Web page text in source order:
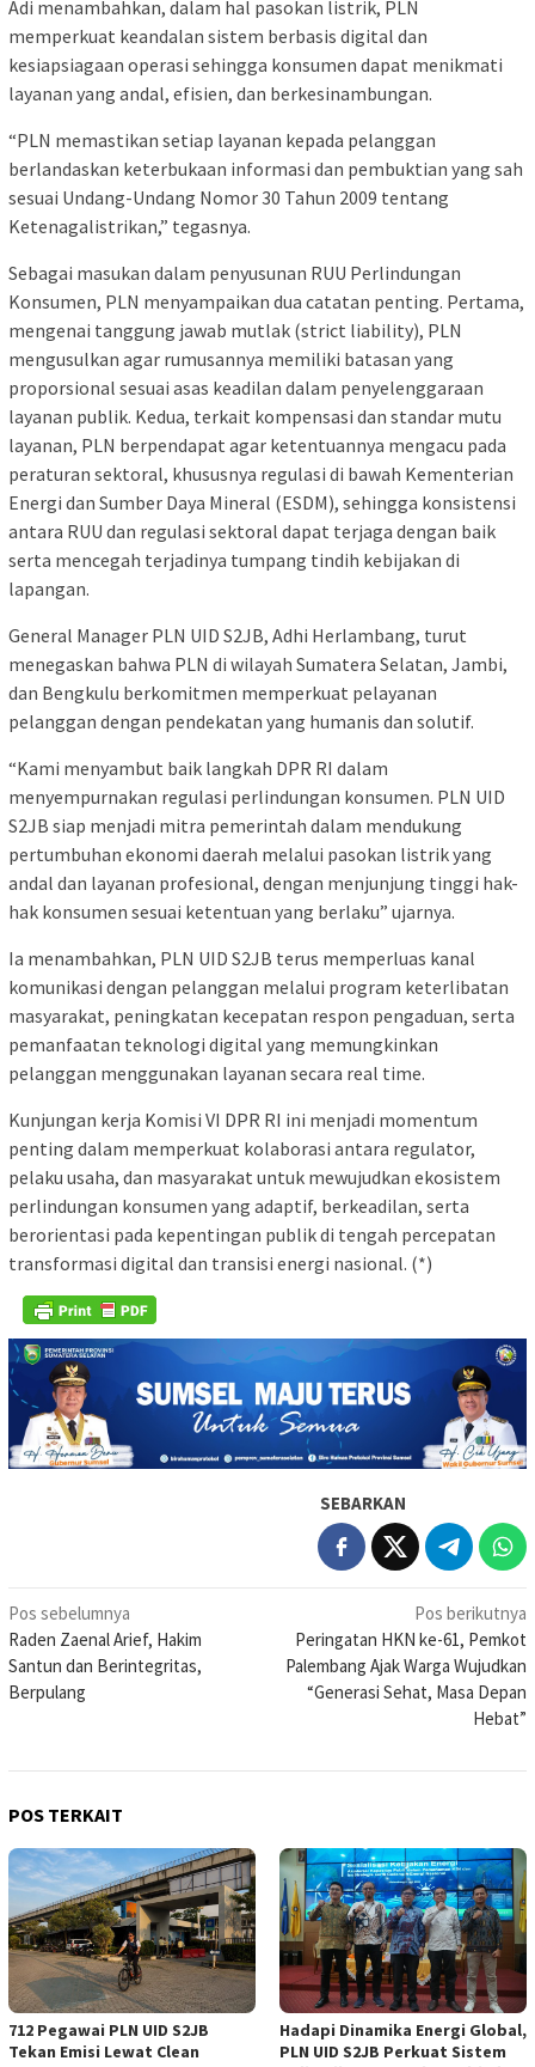
Adi menambahkan, dalam hal pasokan listrik, PLN
memperkuat keandalan sistem berbasis digital dan
kesiapsiagaan operasi sehingga konsumen dapat menikmati
layanan yang andal, efisien, dan berkesinambungan.
“PLN memastikan setiap layanan kepada pelanggan
berlandaskan keterbukaan informasi dan pembuktian yang sah
sesuai Undang-Undang Nomor 30 Tahun 2009 tentang
Ketenagalistrikan,” tegasnya.
Sebagai masukan dalam penyusunan RUU Perlindungan
Konsumen, PLN menyampaikan dua catatan penting. Pertama,
mengenai tanggung jawab mutlak (strict liability), PLN
mengusulkan agar rumusannya memiliki batasan yang
proporsional sesuai asas keadilan dalam penyelenggaraan
layanan publik. Kedua, terkait kompensasi dan standar mutu
layanan, PLN berpendapat agar ketentuannya mengacu pada
peraturan sektoral, khususnya regulasi di bawah Kementerian
Energi dan Sumber Daya Mineral (ESDM), sehingga konsistensi
antara RUU dan regulasi sektoral dapat terjaga dengan baik
serta mencegah terjadinya tumpang tindih kebijakan di
lapangan.
General Manager PLN UID S2JB, Adhi Herlambang, turut
menegaskan bahwa PLN di wilayah Sumatera Selatan, Jambi,
dan Bengkulu berkomitmen memperkuat pelayanan
pelanggan dengan pendekatan yang humanis dan solutif.
“Kami menyambut baik langkah DPR RI dalam
menyempurnakan regulasi perlindungan konsumen. PLN UID
S2JB siap menjadi mitra pemerintah dalam mendukung
pertumbuhan ekonomi daerah melalui pasokan listrik yang
andal dan layanan profesional, dengan menjunjung tinggi hak-
hak konsumen sesuai ketentuan yang berlaku” ujarnya.
Ia menambahkan, PLN UID S2JB terus memperluas kanal
komunikasi dengan pelanggan melalui program keterlibatan
masyarakat, peningkatan kecepatan respon pengaduan, serta
pemanfaatan teknologi digital yang memungkinkan
pelanggan menggunakan layanan secara real time.
Kunjungan kerja Komisi VI DPR RI ini menjadi momentum
penting dalam memperkuat kolaborasi antara regulator,
pelaku usaha, dan masyarakat untuk mewujudkan ekosistem
perlindungan konsumen yang adaptif, berkeadilan, serta
berorientasi pada kepentingan publik di tengah percepatan
transformasi digital dan transisi energi nasional. (*)
SEBARKAN
Navigasi
pos
Pos sebelumnya
Raden Zaenal Arief, Hakim
Santun dan Berintegritas,
Berpulang
Pos berikutnya
Peringatan HKN ke-61, Pemkot
Palembang Ajak Warga Wujudkan
“Generasi Sehat, Masa Depan
Hebat”
POS TERKAIT
712 Pegawai PLN UID S2JB
Tekan Emisi Lewat Clean
Hadapi Dinamika Energi Global,
PLN UID S2JB Perkuat Sistem